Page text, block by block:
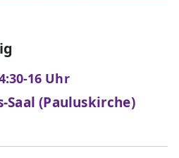
16 Uhr
Saal (Pauluskirche)